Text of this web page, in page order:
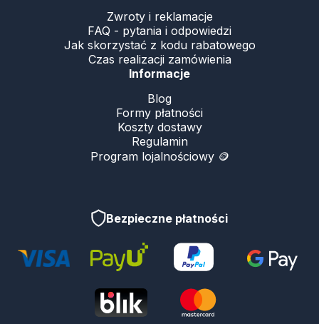
Zwroty i reklamacje
FAQ - pytania i odpowiedzi
Jak skorzystać z kodu rabatowego
Czas realizacji zamówienia
Informacje
Blog
Formy płatności
Koszty dostawy
Regulamin
Program lojalnościowy 🪙
Bezpieczne płatności